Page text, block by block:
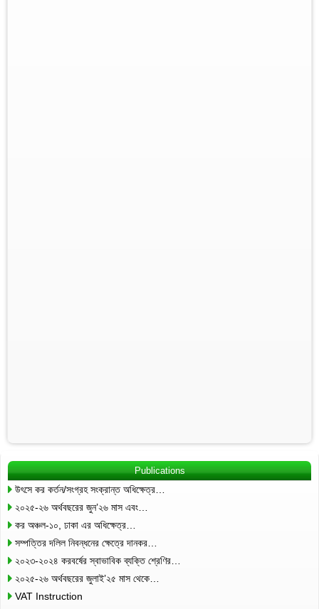
Publications
উৎসে কর কর্তন/সংগ্রহ সংক্রান্ত অধিক্ষেত্র…
২০২৫-২৬ অর্থবছরের জুন’২৬ মাস এবং…
কর অঞ্চল-১০, ঢাকা এর অধিক্ষেত্র…
সম্পত্তির দলিল নিবন্ধনের ক্ষেত্রে দানকর…
২০২৩-২০২৪ করবর্ষের স্বাভাবিক ব্যক্তি শ্রেণির…
২০২৫-২৬ অর্থবছরের জুলাই’২৫ মাস থেকে…
VAT Instruction